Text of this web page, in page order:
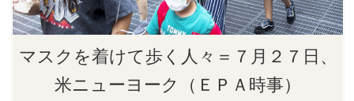
マスクを着けて歩く人々＝７月２７日、
米ニューヨーク（ＥＰＡ時事）